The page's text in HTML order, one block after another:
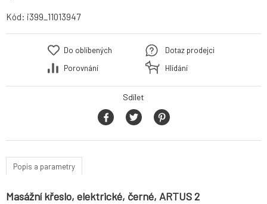
Kód: i399_11013947
Do oblíbených
Porovnání
Dotaz prodejci
Hlídání
Sdílet
Popis a parametry
Masážní křeslo, elektrické, černé, ARTUS 2